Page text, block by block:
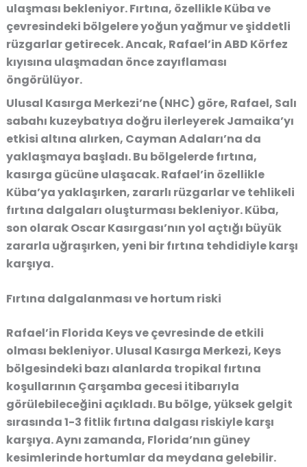
ulaşması bekleniyor. Fırtına, özellikle Küba ve
çevresindeki bölgelere yoğun yağmur ve şiddetli
rüzgarlar getirecek. Ancak, Rafael’in ABD Körfez
kıyısına ulaşmadan önce zayıflaması
öngörülüyor.
Ulusal Kasırga Merkezi’ne (NHC) göre, Rafael, Salı
sabahı kuzeybatıya doğru ilerleyerek Jamaika’yı
etkisi altına alırken, Cayman Adaları’na da
yaklaşmaya başladı. Bu bölgelerde fırtına,
kasırga gücüne ulaşacak. Rafael’in özellikle
Küba’ya yaklaşırken, zararlı rüzgarlar ve tehlikeli
fırtına dalgaları oluşturması bekleniyor. Küba,
son olarak Oscar Kasırgası’nın yol açtığı büyük
zararla uğraşırken, yeni bir fırtına tehdidiyle karşı
karşıya.
Fırtına dalgalanması ve hortum riski
Rafael’in Florida Keys ve çevresinde de etkili
olması bekleniyor. Ulusal Kasırga Merkezi, Keys
bölgesindeki bazı alanlarda tropikal fırtına
koşullarının Çarşamba gecesi itibarıyla
görülebileceğini açıkladı. Bu bölge, yüksek gelgit
sırasında 1-3 fitlik fırtına dalgası riskiyle karşı
karşıya. Aynı zamanda, Florida’nın güney
kesimlerinde hortumlar da meydana gelebilir.